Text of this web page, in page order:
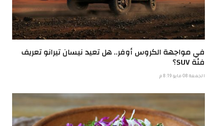
في مواجهة الكروس أوفر.. هل تعيد نيسان تيرانو تعريف
فئة SUV؟
الجمعة 08 مايو 8:19 م